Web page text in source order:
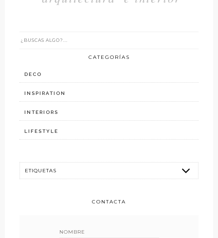
CATEGORÍAS
DECO
INSPIRATION
INTERIORS
LIFESTYLE
CONTACTA